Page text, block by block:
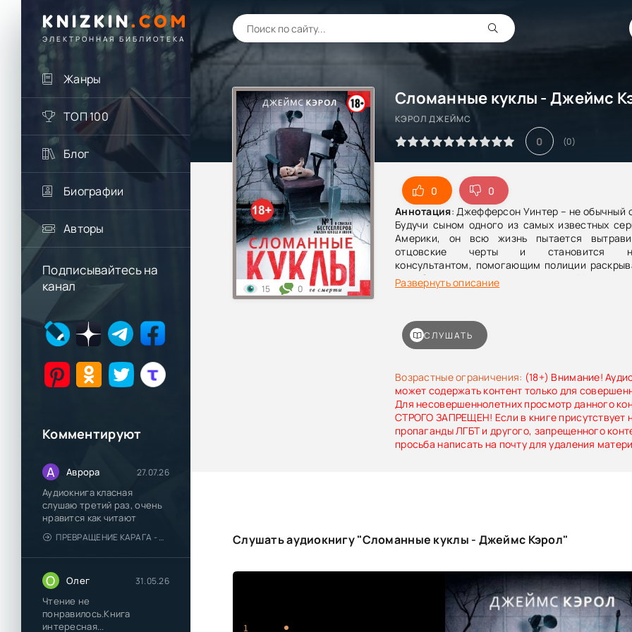
KNIZKIN. COM
ЭЛЕКТРОННАЯ БИБЛИОТЕКА
Жанры
ТОП 100
Блог
Биографии
Авторы
Подписывайтесь на
канал
Комментируют
А Аврора 27.07.26
Аудиокнига класная
слушаю третий раз, очень
нравится как читают
ПРЕВРАЩЕНИЕ КАРАГА - КАТЯ БРАНДИС
О Олег 31.05.26
Чтение не
понравилось.Книга
интересная...
Сломанные куклы - Джеймс
КЭРОЛ ДЖЕЙМС
0 (0)
0
0
Аннотация: Джефферсон Уинтер – не обычный
Будучи сыном одного из самых известных
Америки, он всю жизнь пытается
отцовские черты и становится
консультантом, помогающим полиции
дела.Очередное задание приводит Уинтера
Лондон, где на свободе находится маньяк,
психа, прежде чем еще одна девушка станет
Ведь Уинтер как никто другой знает, что
сломано, можно починить…
Развернуть описание
Возрастные ограничения: (18+) Внимание!
может содержать контент только для
Для несовершеннолетних просмотр данного
СТРОГО ЗАПРЕЩЕН! Если в книге присутствует
пропаганды ЛГБТ и другого, запрещенного
просьба написать на почту для удаления
15 0
СЛУШАТЬ
Слушать аудиокнигу "Сломанные куклы - Джеймс Кэрол"
1